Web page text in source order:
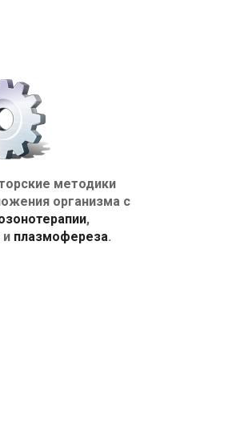
методики
организма с
,
и плазмофереза.